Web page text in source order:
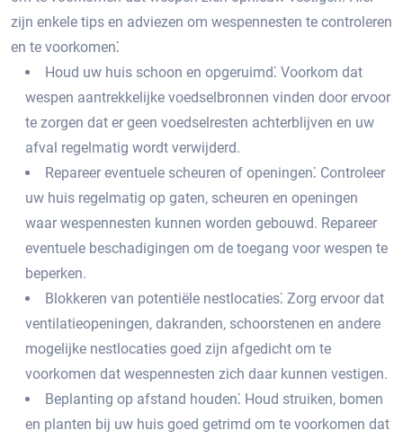
zijn enkele tips en adviezen om wespennesten te controleren
en te voorkomen⁚
Houd uw huis schoon en opgeruimd⁚ Voorkom dat
wespen aantrekkelijke voedselbronnen vinden door ervoor
te zorgen dat er geen voedselresten achterblijven en uw
afval regelmatig wordt verwijderd.
Repareer eventuele scheuren of openingen⁚ Controleer
uw huis regelmatig op gaten‚ scheuren en openingen
waar wespennesten kunnen worden gebouwd.​ Repareer
eventuele beschadigingen om de toegang voor wespen te
beperken.​
Blokkeren van potentiële nestlocaties⁚ Zorg ervoor dat
ventilatieopeningen‚ dakranden‚ schoorstenen en andere
mogelijke nestlocaties goed zijn afgedicht om te
voorkomen dat wespennesten zich daar kunnen vestigen.​
Beplanting op afstand houden⁚ Houd struiken‚ bomen
en planten bij uw huis goed getrimd om te voorkomen dat